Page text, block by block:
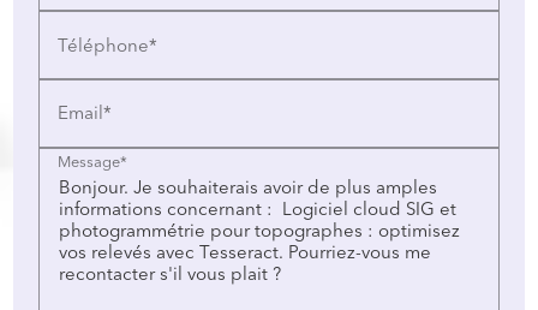
Téléphone*
Email*
Message*